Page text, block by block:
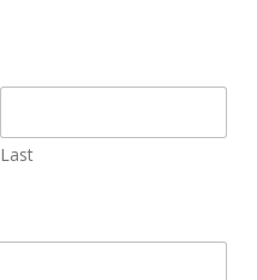
Last